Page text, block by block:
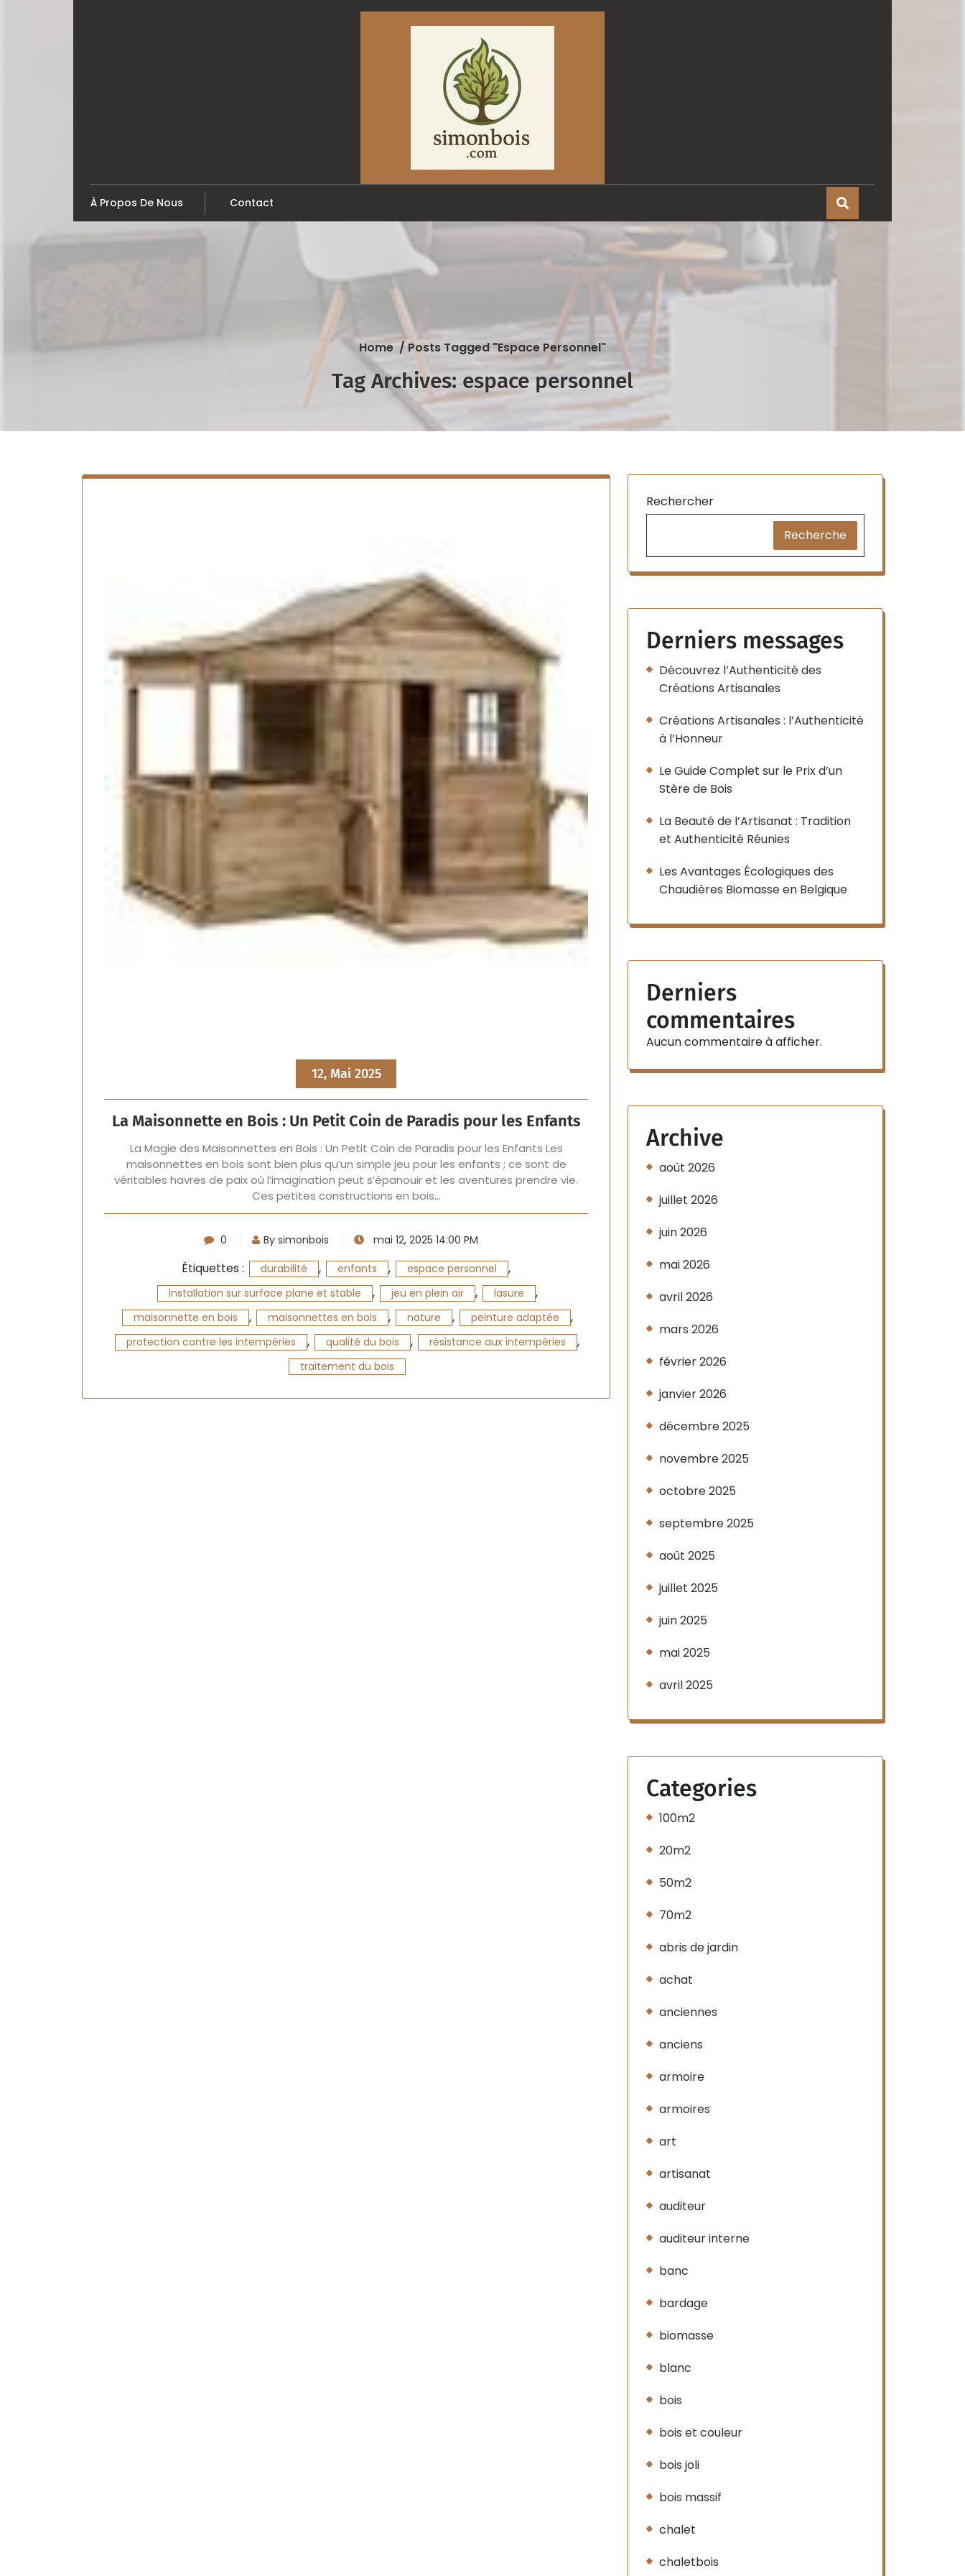
À Propos De Nous Contact
Home/Posts Tagged "espace Personnel"
Tag Archives: espace personnel
12, Mai 2025
La Maisonnette en Bois : Un Petit Coin de Paradis pour les Enfants
La Magie des Maisonnettes en Bois : Un Petit Coin de Paradis pour les Enfants Les
maisonnettes en bois sont bien plus qu’un simple jeu pour les enfants ; ce sont de
véritables havres de paix où l’imagination peut s’épanouir et les aventures prendre vie.
Ces petites constructions en bois…
0 By simonbois mai 12, 2025 14:00 PM
Étiquettes : durabilité , enfants , espace personnel ,
installation sur surface plane et stable , jeu en plein air , lasure ,
maisonnette en bois , maisonnettes en bois , nature , peinture adaptée ,
protection contre les intempéries , qualité du bois , résistance aux intempéries ,
traitement du bois
Rechercher
Recherche
Derniers messages
Découvrez l’Authenticité des
Créations Artisanales
Créations Artisanales : l’Authenticité
à l’Honneur
Le Guide Complet sur le Prix d’un
Stère de Bois
La Beauté de l’Artisanat : Tradition
et Authenticité Réunies
Les Avantages Écologiques des
Chaudières Biomasse en Belgique
Derniers
commentaires
Aucun commentaire à afficher.
Archive
août 2026
juillet 2026
juin 2026
mai 2026
avril 2026
mars 2026
février 2026
janvier 2026
décembre 2025
novembre 2025
octobre 2025
septembre 2025
août 2025
juillet 2025
juin 2025
mai 2025
avril 2025
Categories
100m2
20m2
50m2
70m2
abris de jardin
achat
anciennes
anciens
armoire
armoires
art
artisanat
auditeur
auditeur interne
banc
bardage
biomasse
blanc
bois
bois et couleur
bois joli
bois massif
chalet
chaletbois